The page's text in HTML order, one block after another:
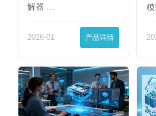
解器 …
2026-01 产品详情
模